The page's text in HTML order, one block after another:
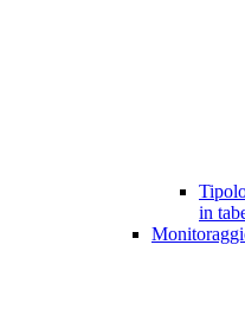
in